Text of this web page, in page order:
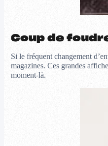
Coup de
Si le fréquent changement
magazines. Ces grandes
moment-là.